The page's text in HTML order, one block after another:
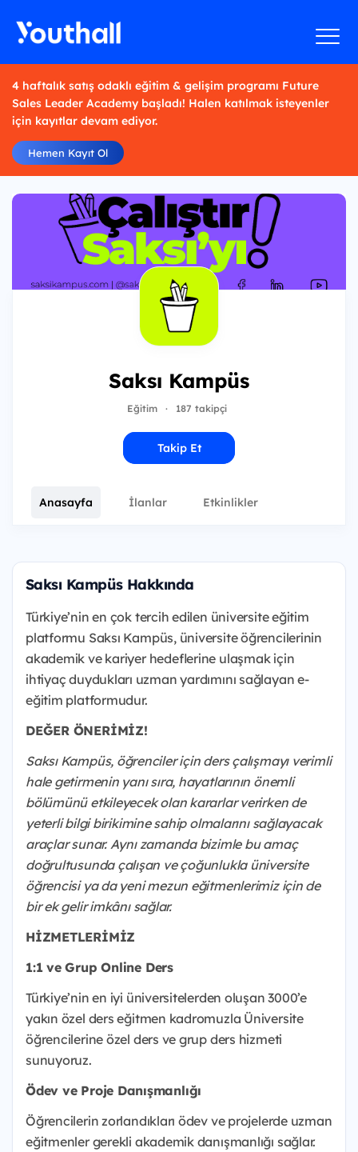
4 haftalık satış odaklı eğitim & gelişim programı Future
Sales Leader Academy başladı! Halen katılmak isteyenler
için kayıtlar devam ediyor.
Hemen Kayıt Ol
Saksı Kampüs
Eğitim · 187 takipçi
Takip Et
Anasayfa İlanlar Etkinlikler
Saksı Kampüs Hakkında
Türkiye’nin en çok tercih edilen üniversite eğitim
platformu Saksı Kampüs, üniversite öğrencilerinin
akademik ve kariyer hedeflerine ulaşmak için
ihtiyaç duydukları uzman yardımını sağlayan e-
eğitim platformudur.
DEĞER ÖNERİMİZ!
Saksı Kampüs, öğrenciler için ders çalışmayı verimli
hale getirmenin yanı sıra, hayatlarının önemli
bölümünü etkileyecek olan kararlar verirken de
yeterli bilgi birikimine sahip olmalarını sağlayacak
araçlar sunar. Aynı zamanda bizimle bu amaç
doğrultusunda çalışan ve çoğunlukla üniversite
öğrencisi ya da yeni mezun eğitmenlerimiz için de
bir ek gelir imkânı sağlar.
HİZMETLERİMİZ
1:1 ve Grup Online Ders
Türkiye’nin en iyi üniversitelerden oluşan 3000’e
yakın özel ders eğitmen kadromuzla Üniversite
öğrencilerine özel ders ve grup ders hizmeti
sunuyoruz.
Ödev ve Proje Danışmanlığı
Öğrencilerin zorlandıkları ödev ve projelerde uzman
eğitmenler gerekli akademik danışmanlığı sağlar.